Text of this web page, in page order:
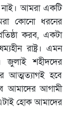
আমরা একটি
কোনো ধরনের
করব, একটা
রাষ্ট্র। এমন
জুলাই শহীদদের
আত্মত্যাগই হবে
আমাদের আগামী
হোক আমাদের